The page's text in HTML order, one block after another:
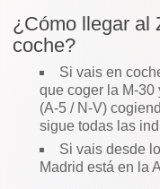
¿Cómo llegar al
coche?
Si vais en
que coger la M-30
(A-5 / N-V)
sigue todas las
Si vais desde
Madrid está en la